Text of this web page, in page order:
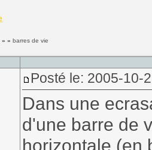
» » barres de vie
Posté le: 2005-10-
Dans une
d'une barre de
horizontale (en